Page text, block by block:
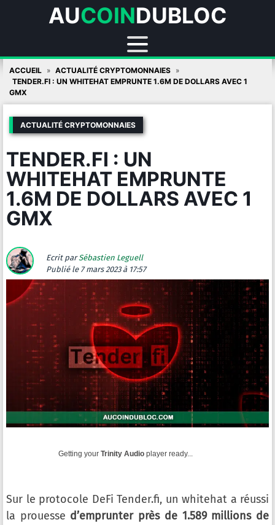
AUCOINDUBLOC
Skip
content
ACCUEIL
ACTUALITÉ CRYPTOMONNAIES
TENDER.FI : UN WHITEHAT EMPRUNTE 1.6M DE DOLLARS AVEC 1
GMX
ACTUALITÉ CRYPTOMONNAIES
TENDER.FI : UN
WHITEHAT EMPRUNTE
1.6M DE DOLLARS AVEC 1
GMX
Ecrit parSébastien Leguell
Publié le 7 mars 2023 à 17:57
Getting your Trinity Audio player ready...
Sur le protocole DeFi Tender.fi, un whitehat a réussi
la prouesse d’emprunter près de 1.589 millions de